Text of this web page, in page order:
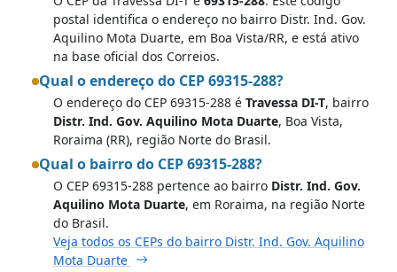
postal identifica o endereço no bairro Distr. Ind. Gov.
Aquilino Mota Duarte, em Boa Vista/RR, e está ativo
na base oficial dos Correios.
Qual o endereço do CEP 69315-288?
O endereço do CEP 69315-288 é Travessa DI-T, bairro
Distr. Ind. Gov. Aquilino Mota Duarte, Boa Vista,
Roraima (RR), região Norte do Brasil.
Qual o bairro do CEP 69315-288?
O CEP 69315-288 pertence ao bairro Distr. Ind. Gov.
Aquilino Mota Duarte, em Roraima, na região Norte
do Brasil.
Veja todos os CEPs do bairro Distr. Ind. Gov. Aquilino
Mota Duarte